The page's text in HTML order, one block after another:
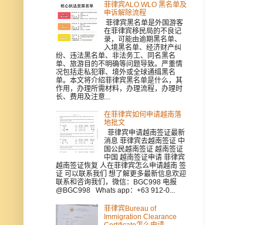
菲律宾ALO WLO 黑名单及
申诉解除流程
菲律宾黑名单是外国游客
在菲律宾移民局的不良记
录，可能由逾期黑名单、
入境黑名单、经济财产纠
纷、违法黑名单、非法务工、同名黑名
单、旅游目的不明确等问题导致。严重情
况包括走私犯罪、境外或全球通缉黑名
单。本文将介绍菲律宾黑名单是什么，其
作用，办理所需材料，办理流程，办理时
长、费用及注意...
在菲律宾如何申请越南落
地批文
菲律宾申请越南签证最新
消息 菲律宾去越南签证 中
国公民越南签证 越南签证
中国 越南签证申请 菲律宾
越南签证恢复 人在菲律宾怎么申请越南 签
证 可以联系我们 想了解更多最新信息欢迎
联系和咨询我们，微信：BGC998 电报
@BGC998 Whats app：+63 912-0...
菲律宾Bureau of
Immigration Clearance